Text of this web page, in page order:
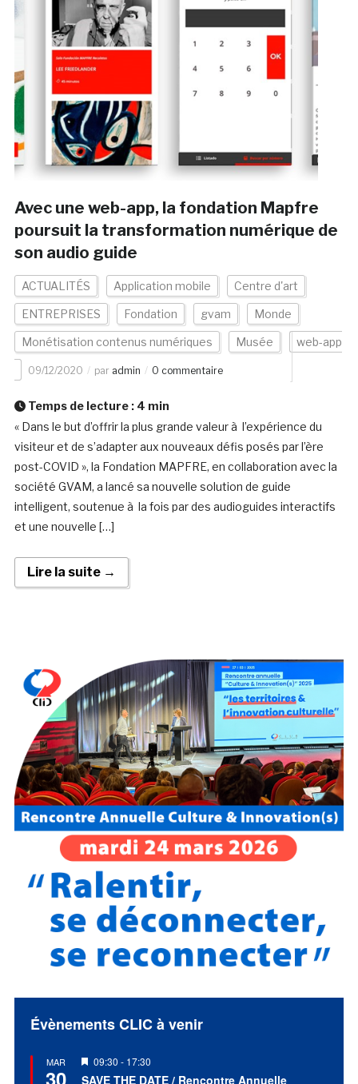
Avec une web-app, la fondation Mapfre
poursuit la transformation numérique de
son audio guide
ACTUALITÉS Application mobile Centre d'art
ENTREPRISES Fondation gvam Monde
Monétisation contenus numériques Musée web-app
09/12/2020 par admin 0 commentaire
Temps de lecture : 4 min
« Dans le but d’offrir la plus grande valeur à l’expérience du
visiteur et de s’adapter aux nouveaux défis posés par l’ère
post-COVID », la Fondation MAPFRE, en collaboration avec la
société GVAM, a lancé sa nouvelle solution de guide
intelligent, soutenue à la fois par des audioguides interactifs
et une nouvelle […]
Lire la suite →
Évènements CLIC à venir
MAR
30
Mis
en
09:30 - 17:30
SAVE THE DATE / Rencontre Annuelle